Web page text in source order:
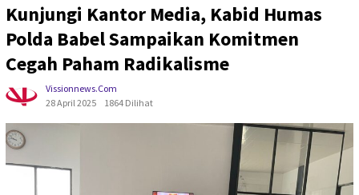
Kunjungi Kantor Media, Kabid Humas
Polda Babel Sampaikan Komitmen
Cegah Paham Radikalisme
Vissionnews.com
28 April 2025
1864 Dilihat